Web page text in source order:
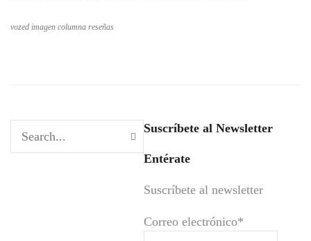
vozed imagen columna reseñas
Suscríbete al Newsletter
Entérate
Suscríbete al newsletter
Correo electrónico*